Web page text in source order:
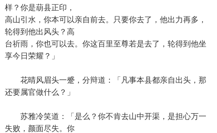
样？你是葫县正印，
高山引水，你本可以亲自前去。只要你去了，他出力再多，
轮得到他出风头？高
台祈雨，你也可以去。你这百里至尊若是去了，轮得到他坐
享今日荣耀？」
花晴风眉头一蹙，分辩道：「凡事本县都亲自出头，那
还要属官做什么？」
苏雅冷笑道：「是么？你不肯去山中开渠，是担心万一
失败，颜面尽失。你